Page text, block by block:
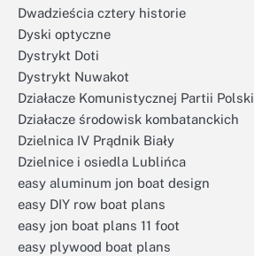
Dwadzieścia cztery historie
Dyski optyczne
Dystrykt Doti
Dystrykt Nuwakot
Działacze Komunistycznej Partii Polski
Działacze środowisk kombatanckich
Dzielnica IV Prądnik Biały
Dzielnice i osiedla Lublińca
easy aluminum jon boat design
easy DIY row boat plans
easy jon boat plans 11 foot
easy plywood boat plans